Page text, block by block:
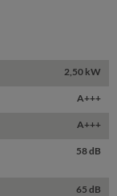
2,50 kW
A+++
A+++
58 dB
65 dB